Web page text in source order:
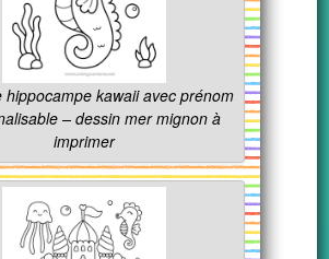
hippocampe kawaii avec prénom
– dessin mer mignon à
imprimer